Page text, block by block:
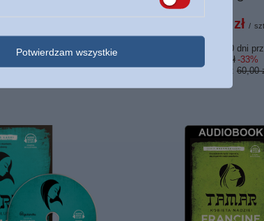
z 30 dni przed obniżką:
60,00 zł -58%
25,00 zł / szt.
Najniższa cena z 30 dni
37,49 zł -33%
Cena regularna: 60,00
Potwierdzam wszystkie